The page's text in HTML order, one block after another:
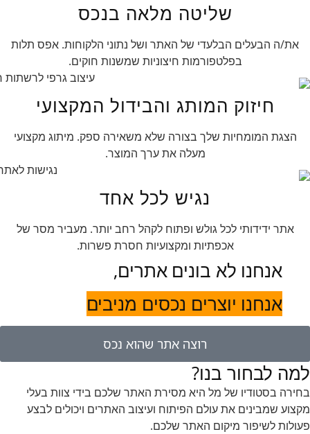
שליטה מלאה בנכס
את/ה הבעלים הבלעדי של האתר ושל נתוני הלקוחות. אפס תלות
בפלטפורמות חיצוניות שמשנות חוקים.
חיזוק המותג והבידול המקצועי
הצגת המומחיות שלך בצורה שלא משאירה ספק. מיתוג מקצועי
מעלה את ערך המוצר.
נגיש לכל אחד
אתר ידידותי לכל גולש ופתוח לקהל רחב יותר. מעביר מסר של
אכפתיות ומקצועיות חסרת פשרות.
אנחנו לא בונים אתרים,
אנחנו יוצרים נכסים מניבים
רוצה אתר שהוא נכס
למה לבחור בנו?
בחירה בסטודיו של מל היא מסירת האתר שלכם בידי צוות בעלי
מקצוע שמבינים את עולם הפיתוח ועיצוב האתרים ויכולים לבצע
פעולות לשיפור מיקום האתר שלכם.